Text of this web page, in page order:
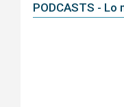
PODCASTS - Lo